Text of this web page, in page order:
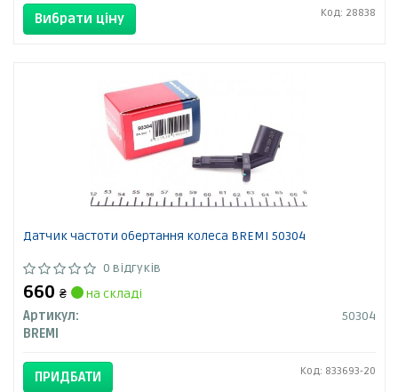
Вибрати ціну Код: 28838
Датчик частоти обертання колеса BREMI 50304
0 відгуків
660 ₴
на складі
Артикул:
50304
BREMI
ПРИДБАТИ Код: 833693-20